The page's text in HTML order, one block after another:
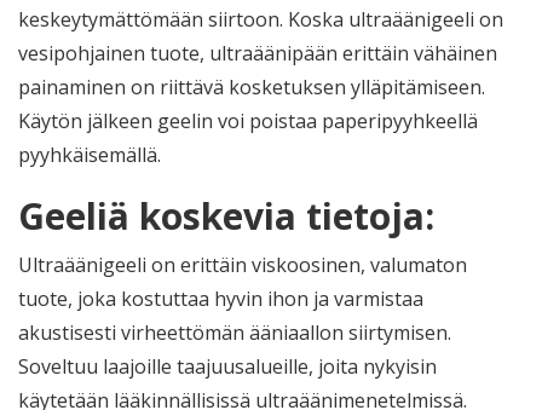
keskeytymättömään siirtoon. Koska ultraäänigeeli on
vesipohjainen tuote, ultraäänipään erittäin vähäinen
painaminen on riittävä kosketuksen ylläpitämiseen.
Käytön jälkeen geelin voi poistaa paperipyyhkeellä
pyyhkäisemällä.
Geeliä koskevia tietoja:
Ultraäänigeeli on erittäin viskoosinen, valumaton
tuote, joka kostuttaa hyvin ihon ja varmistaa
akustisesti virheettömän ääniaallon siirtymisen.
Soveltuu laajoille taajuusalueille, joita nykyisin
käytetään lääkinnällisissä ultraäänimenetelmissä.